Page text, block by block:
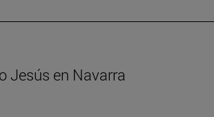
Jesús en Navarra